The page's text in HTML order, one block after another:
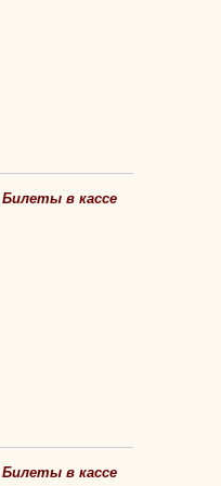
Билеты в кассе
Билеты в кассе